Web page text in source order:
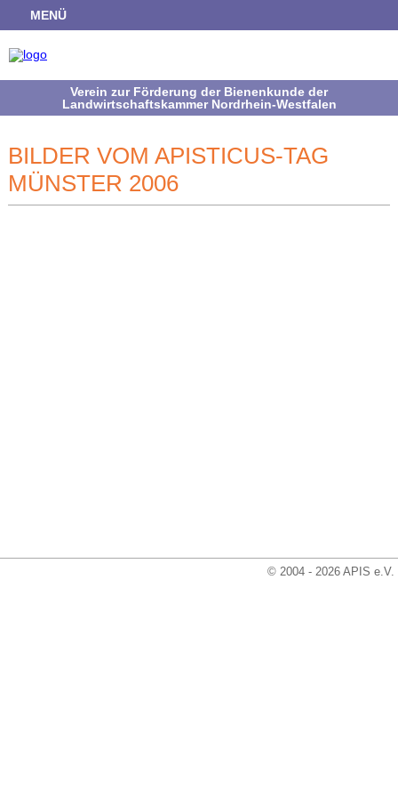
MENÜ
Verein zur Förderung der Bienenkunde der
Landwirtschaftskammer Nordrhein-Westfalen
BILDER VOM APISTICUS-TAG
MÜNSTER 2006
© 2004 - 2026 APIS e.V.